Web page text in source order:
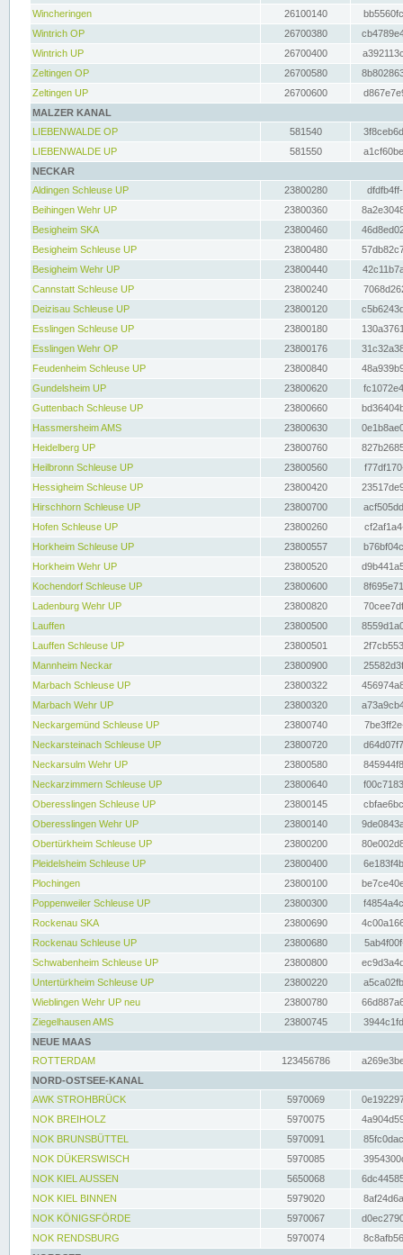
Wincheringen
26100140
Wintrich OP
26700380
Wintrich UP
26700400
Zeltingen OP
26700580
Zeltingen UP
26700600
MALZER KANAL
LIEBENWALDE OP
581540
LIEBENWALDE UP
581550
NECKAR
Aldingen Schleuse UP
23800280
Beihingen Wehr UP
23800360
Besigheim SKA
23800460
Besigheim Schleuse UP
23800480
Besigheim Wehr UP
23800440
Cannstatt Schleuse UP
23800240
Deizisau Schleuse UP
23800120
Esslingen Schleuse UP
23800180
Esslingen Wehr OP
23800176
Feudenheim Schleuse UP
23800840
Gundelsheim UP
23800620
Guttenbach Schleuse UP
23800660
Hassmersheim AMS
23800630
Heidelberg UP
23800760
Heilbronn Schleuse UP
23800560
Hessigheim Schleuse UP
23800420
Hirschhorn Schleuse UP
23800700
Hofen Schleuse UP
23800260
Horkheim Schleuse UP
23800557
Horkheim Wehr UP
23800520
Kochendorf Schleuse UP
23800600
Ladenburg Wehr UP
23800820
Lauffen
23800500
Lauffen Schleuse UP
23800501
Mannheim Neckar
23800900
Marbach Schleuse UP
23800322
Marbach Wehr UP
23800320
Neckargemünd Schleuse UP
23800740
Neckarsteinach Schleuse UP
23800720
Neckarsulm Wehr UP
23800580
Neckarzimmern Schleuse UP
23800640
Oberesslingen Schleuse UP
23800145
Oberesslingen Wehr UP
23800140
Obertürkheim Schleuse UP
23800200
Pleidelsheim Schleuse UP
23800400
Plochingen
23800100
Poppenweiler Schleuse UP
23800300
Rockenau SKA
23800690
Rockenau Schleuse UP
23800680
Schwabenheim Schleuse UP
23800800
Untertürkheim Schleuse UP
23800220
Wieblingen Wehr UP neu
23800780
Ziegelhausen AMS
23800745
NEUE MAAS
ROTTERDAM
123456786
NORD-OSTSEE-KANAL
AWK STROHBRÜCK
5970069
NOK BREIHOLZ
5970075
NOK BRUNSBÜTTEL
5970091
NOK DÜKERSWISCH
5970085
NOK KIEL AUSSEN
5650068
NOK KIEL BINNEN
5979020
NOK KÖNIGSFÖRDE
5970067
NOK RENDSBURG
5970074